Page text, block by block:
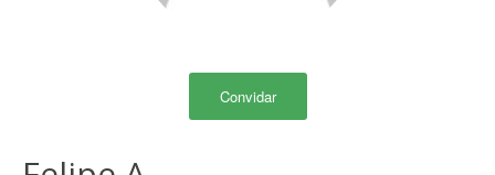
Convidar